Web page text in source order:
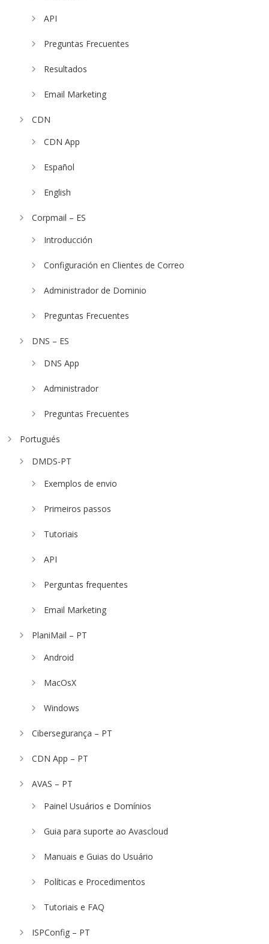
API
Preguntas Frecuentes
Resultados
Email Marketing
CDN
CDN App
Español
English
Corpmail – ES
Introducción
Configuración en Clientes de Correo
Administrador de Dominio
Preguntas Frecuentes
DNS – ES
DNS App
Administrador
Preguntas Frecuentes
Portugués
DMDS-PT
Exemplos de envio
Primeiros passos
Tutoriais
API
Perguntas frequentes
Email Marketing
PlaniMail – PT
Android
MacOsX
Windows
Cibersegurança – PT
CDN App – PT
AVAS – PT
Painel Usuários e Domínios
Guia para suporte ao Avascloud
Manuais e Guias do Usuário
Políticas e Procedimentos
Tutoriais e FAQ
ISPConfig – PT